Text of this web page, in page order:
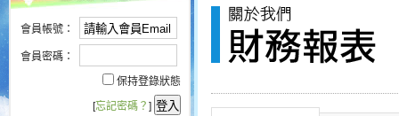
會員帳號：
會員密碼：
保持登錄狀態
[忘記密碼？ ]